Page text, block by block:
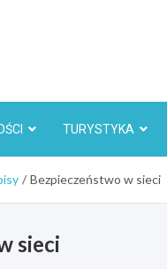
TURYSTYKA
Bezpieczeństwo w sieci
sieci